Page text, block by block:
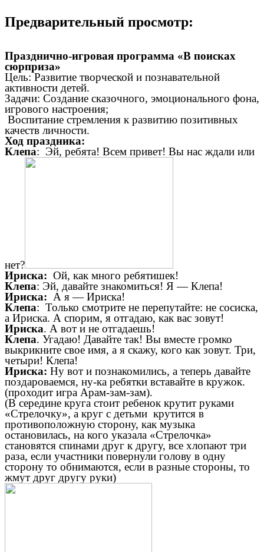
Предварительный просмотр:
Празднично-игровая программа «В поисках
сюрприза»
Цель: Развитие творческой и познавательной
активности детей.
Задачи: Создание сказочного, эмоционального фона,
игрового настроения;
Воспитание стремления к развитию позитивных
качеств личности.
Ход праздника:
Клепа: Эй, ребята! Всем привет! Вы нас ждали или
нет?
Ириска: Ой, как много ребятишек!
Клепа: Эй, давайте знакомиться! Я — Клепа!
Ириска: А я — Ириска!
Клепа: Только смотрите не перепутайте: не сосиска,
а Ириска. А спорим, я отгадаю, как вас зовут!
Ириска. А вот и не отгадаешь!
Клепа. Угадаю! Давайте так! Вы вместе громко
выкрикните свое имя, а я скажу, кого как зовут. Три,
четыри! Клепа!
Ириска: Ну вот и познакомились, а теперь давайте
поздароваемся, ну-ка ребятки вставайте в кружок.
(проходит игра Арам-зам-зам).
(В середине круга стоит ребенок крутит руками
«Стрелочку», а круг с детьми крутится в
противоположную сторону, как музыка
остановилась, на кого указала «Стрелочка»
становятся спинами друг к другу, все хлопают три
раза, если участники повернули голову в одну
сторону то обнимаются, если в разные стороны, то
жмут друг другу руки)